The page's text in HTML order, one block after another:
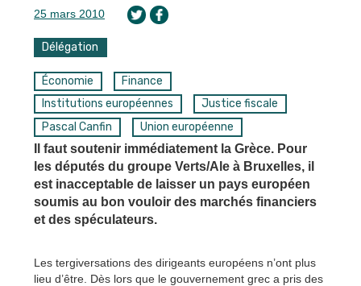
25 mars 2010
Délégation
Économie
Finance
Institutions européennes
Justice fiscale
Pascal Canfin
Union européenne
Il faut soutenir immédiatement la Grèce. Pour
les députés du groupe Verts/Ale à Bruxelles, il
est inacceptable de laisser un pays européen
soumis au bon vouloir des marchés financiers
et des spéculateurs.
Les tergiversations des dirigeants européens n’ont plus
lieu d’être. Dès lors que le gouvernement grec a pris des